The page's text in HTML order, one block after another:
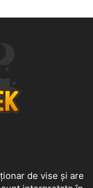
de vise și are